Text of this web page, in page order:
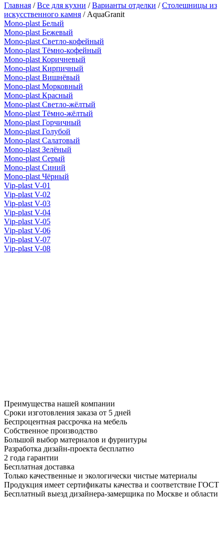
Главная /Все для кухни /Варианты отделки /Столешницы из
искусственного камня / AquaGranit
Mono-plast Белый
Mono-plast Бежевый
Mono-plast Светло-кофейный
Mono-plast Тёмно-кофейный
Mono-plast Коричневый
Mono-plast Кирпичный
Mono-plast Вишнёвый
Mono-plast Морковный
Mono-plast Красный
Mono-plast Светло-жёлтый
Mono-plast Тёмно-жёлтый
Mono-plast Горчичный
Mono-plast Голубой
Mono-plast Салатовый
Mono-plast Зелёный
Mono-plast Серый
Mono-plast Синий
Mono-plast Чёрный
Vip-plast V-01
Vip-plast V-02
Vip-plast V-03
Vip-plast V-04
Vip-plast V-05
Vip-plast V-06
Vip-plast V-07
Vip-plast V-08
Преимущества нашей компании
Сроки изготовления заказа от 5 дней
Беспроцентная рассрочка на мебель
Собственное производство
Большой выбор материалов и фурнитуры
Разработка дизайн-проекта бесплатно
2 года гарантии
Бесплатная доставка
Только качественные и экологически чистые материалы
Продукция имеет сертификаты качества и соответствие ГОСТ
Бесплатный выезд дизайнера-замерщика по Москве и области